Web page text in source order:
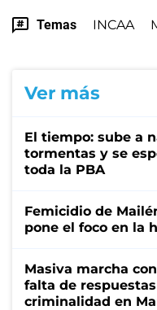
Temas INCAA
Ver más
El tiempo: sube a
tormentas y se
toda la PBA
Femicidio de
pone el foco en la
Masiva marcha
falta de
criminalidad en